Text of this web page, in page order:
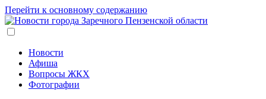
Перейти к основному содержанию
Новости
Афиша
Вопросы ЖКХ
Фотографии